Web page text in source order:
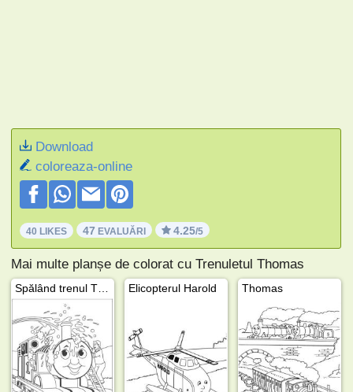
Download
coloreaza-online
40 LIKES 47 EVALUĂRI 4.25/5
Mai multe planșe de colorat cu Trenuletul Thomas
Elicopterul Harold Thomas